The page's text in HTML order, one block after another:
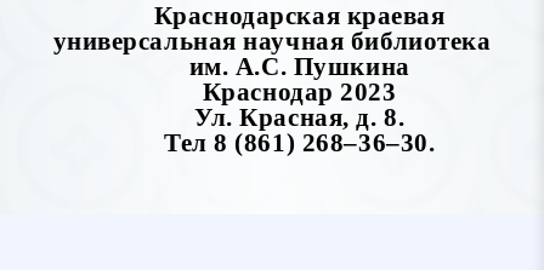
Краснодарская краевая
универсальная научная библиотека
им. А.С. Пушкина
Краснодар 2023
Ул. Красная, д. 8.
Тел 8 (861) 268–36–30.